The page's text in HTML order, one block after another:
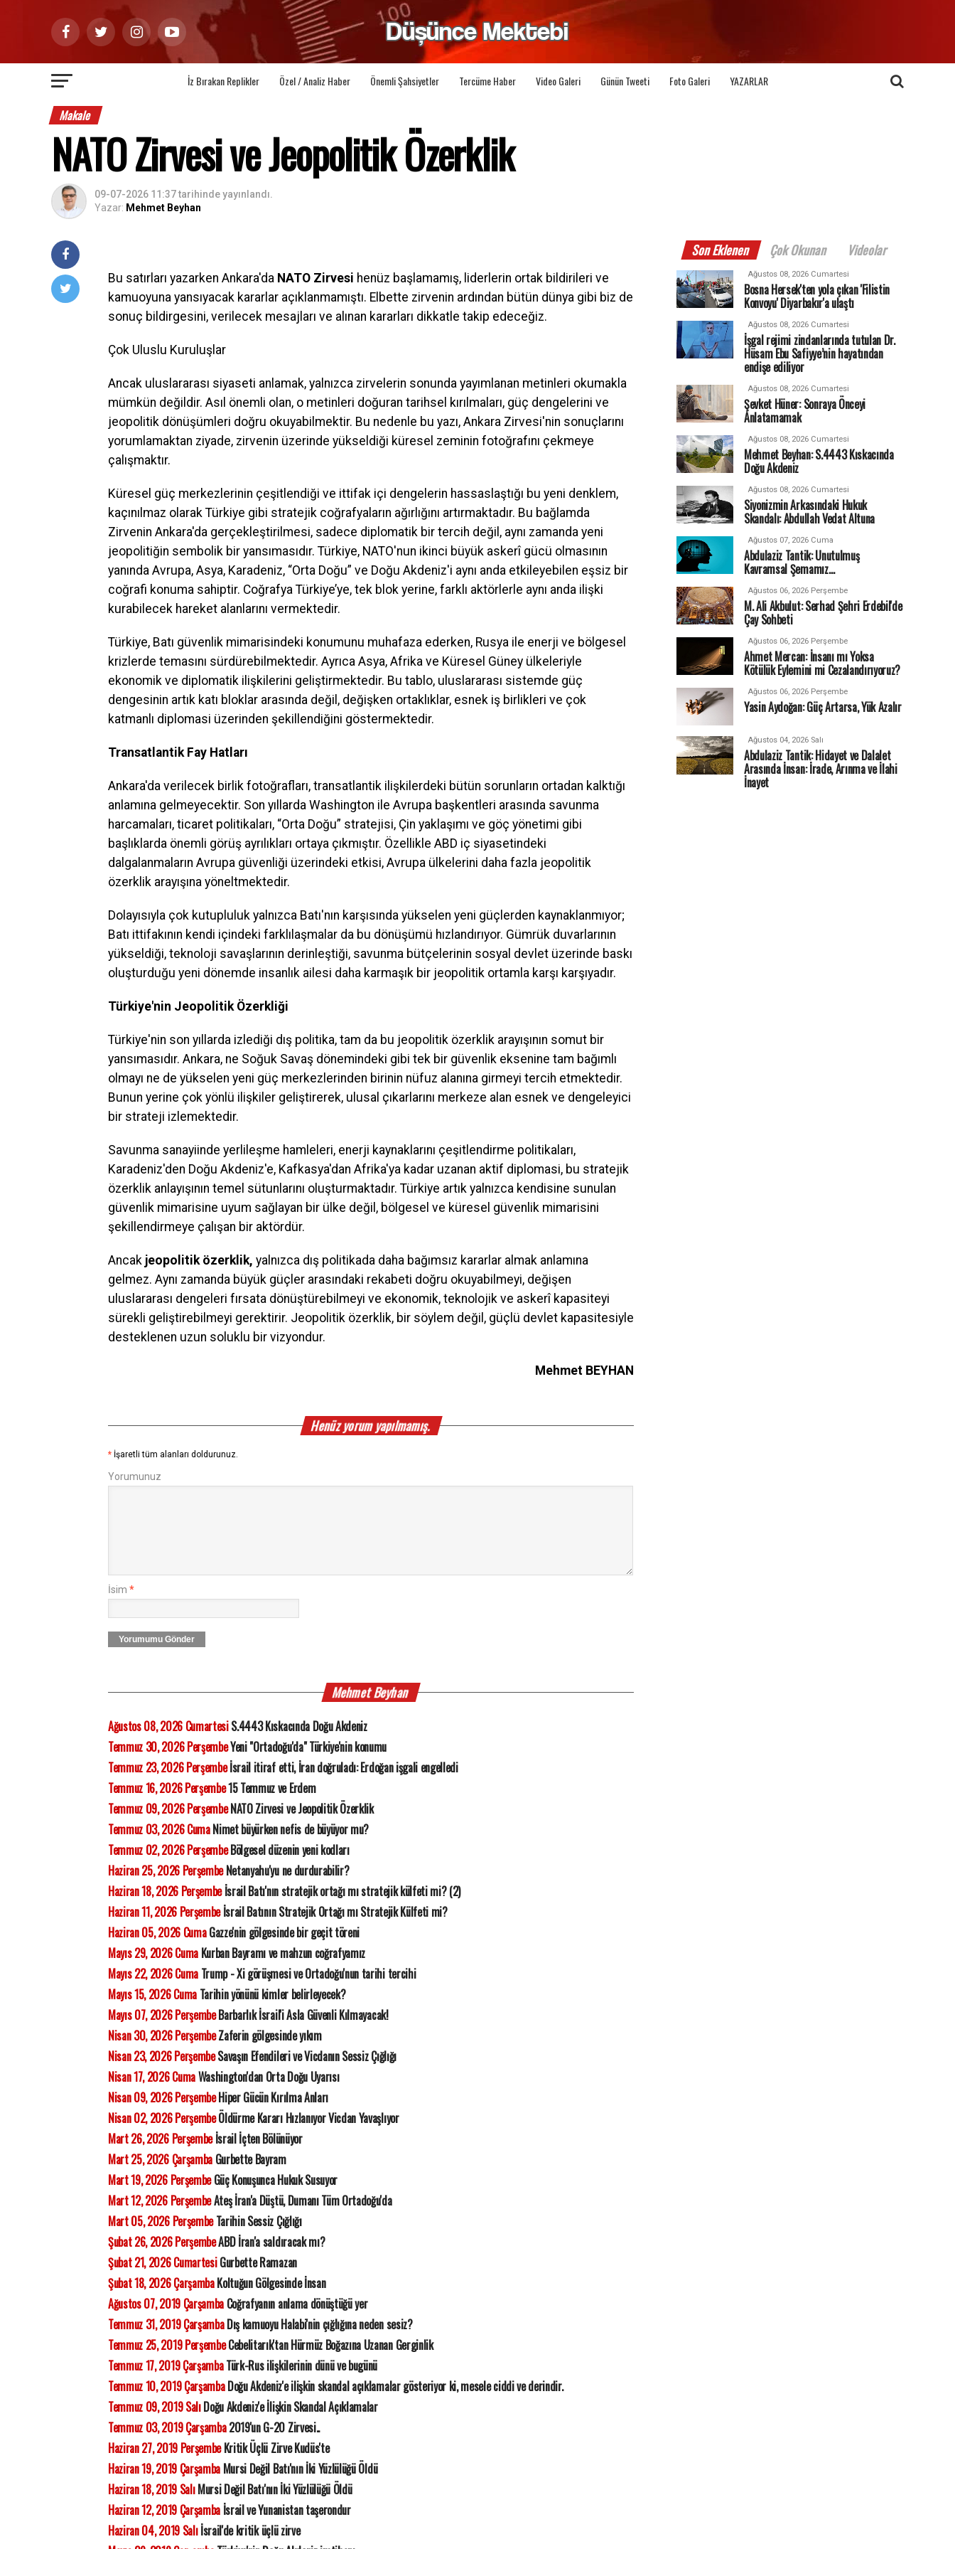
İz Bırakan Replikler Özel / Analiz Haber Önemli Şahsiyetler Tercüme Haber Video Galeri Günün Tweeti Foto Galeri YAZARLAR
Makale
NATO Zirvesi ve Jeopolitik Özerklik
09-07-2026 11:37tarihinde yayınlandı.
Yazar: Mehmet Beyhan
Bu satırları yazarken Ankara'da NATO Zirvesi henüz başlamamış, liderlerin ortak bildirileri ve
kamuoyuna yansıyacak kararlar açıklanmamıştı. Elbette zirvenin ardından bütün dünya gibi biz de
sonuç bildirgesini, verilecek mesajları ve alınan kararları dikkatle takip edeceğiz.
Çok Uluslu Kuruluşlar
Ancak uluslararası siyaseti anlamak, yalnızca zirvelerin sonunda yayımlanan metinleri okumakla
mümkün değildir. Asıl önemli olan, o metinleri doğuran tarihsel kırılmaları, güç dengelerini ve
jeopolitik dönüşümleri doğru okuyabilmektir. Bu nedenle bu yazı, Ankara Zirvesi'nin sonuçlarını
yorumlamaktan ziyade, zirvenin üzerinde yükseldiği küresel zeminin fotoğrafını çekmeye
çalışmaktır.
Küresel güç merkezlerinin çeşitlendiği ve ittifak içi dengelerin hassaslaştığı bu yeni denklem,
kaçınılmaz olarak Türkiye gibi stratejik coğrafyaların ağırlığını artırmaktadır. Bu bağlamda
Zirvenin Ankara'da gerçekleştirilmesi, sadece diplomatik bir tercih değil, aynı zamanda yeni
jeopolitiğin sembolik bir yansımasıdır. Türkiye, NATO'nun ikinci büyük askerî gücü olmasının
yanında Avrupa, Asya, Karadeniz, “Orta Doğu” ve Doğu Akdeniz'i aynı anda etkileyebilen eşsiz bir
coğrafi konuma sahiptir. Coğrafya Türkiye’ye, tek blok yerine, farklı aktörlerle aynı anda ilişki
kurabilecek hareket alanlarını vermektedir.
Türkiye, Batı güvenlik mimarisindeki konumunu muhafaza ederken, Rusya ile enerji ve bölgesel
krizlerde temasını sürdürebilmektedir. Ayrıca Asya, Afrika ve Küresel Güney ülkeleriyle
ekonomik ve diplomatik ilişkilerini geliştirmektedir. Bu tablo, uluslararası sistemde güç
dengesinin artık katı bloklar arasında değil, değişken ortaklıklar, esnek iş birlikleri ve çok
katmanlı diplomasi üzerinden şekillendiğini göstermektedir.
Transatlantik Fay Hatları
Ankara'da verilecek birlik fotoğrafları, transatlantik ilişkilerdeki bütün sorunların ortadan kalktığı
anlamına gelmeyecektir. Son yıllarda Washington ile Avrupa başkentleri arasında savunma
harcamaları, ticaret politikaları, “Orta Doğu” stratejisi, Çin yaklaşımı ve göç yönetimi gibi
başlıklarda önemli görüş ayrılıkları ortaya çıkmıştır. Özellikle ABD iç siyasetindeki
dalgalanmaların Avrupa güvenliği üzerindeki etkisi, Avrupa ülkelerini daha fazla jeopolitik
özerklik arayışına yöneltmektedir.
Dolayısıyla çok kutupluluk yalnızca Batı'nın karşısında yükselen yeni güçlerden kaynaklanmıyor;
Batı ittifakının kendi içindeki farklılaşmalar da bu dönüşümü hızlandırıyor. Gümrük duvarlarının
yükseldiği, teknoloji savaşlarının derinleştiği, savunma bütçelerinin sosyal devlet üzerinde baskı
oluşturduğu yeni dönemde insanlık ailesi daha karmaşık bir jeopolitik ortamla karşı karşıyadır.
Türkiye'nin Jeopolitik Özerkliği
Türkiye'nin son yıllarda izlediği dış politika, tam da bu jeopolitik özerklik arayışının somut bir
yansımasıdır. Ankara, ne Soğuk Savaş dönemindeki gibi tek bir güvenlik eksenine tam bağımlı
olmayı ne de yükselen yeni güç merkezlerinden birinin nüfuz alanına girmeyi tercih etmektedir.
Bunun yerine çok yönlü ilişkiler geliştirerek, ulusal çıkarlarını merkeze alan esnek ve dengeleyici
bir strateji izlemektedir.
Savunma sanayiinde yerlileşme hamleleri, enerji kaynaklarını çeşitlendirme politikaları,
Karadeniz'den Doğu Akdeniz'e, Kafkasya'dan Afrika'ya kadar uzanan aktif diplomasi, bu stratejik
özerklik anlayışının temel sütunlarını oluşturmaktadır. Türkiye artık yalnızca kendisine sunulan
güvenlik mimarisine uyum sağlayan bir ülke değil, bölgesel ve küresel güvenlik mimarisini
şekillendirmeye çalışan bir aktördür.
Ancak jeopolitik özerklik, yalnızca dış politikada daha bağımsız kararlar almak anlamına
gelmez. Aynı zamanda büyük güçler arasındaki rekabeti doğru okuyabilmeyi, değişen
uluslararası dengeleri fırsata dönüştürebilmeyi ve ekonomik, teknolojik ve askerî kapasiteyi
sürekli geliştirebilmeyi gerektirir. Jeopolitik özerklik, bir söylem değil, güçlü devlet kapasitesiyle
desteklenen uzun soluklu bir vizyondur.
Mehmet BEYHAN
Henüz yorum yapılmamış.
* İşaretli tüm alanları doldurunuz.
Yorumunuz
İsim *
Yorumumu Gönder
Mehmet Beyhan
Ağustos 08, 2026 CumartesiS.4443 Kıskacında Doğu Akdeniz
Temmuz 30, 2026 PerşembeYeni "Ortadoğu'da" Türkiye'nin konumu
Temmuz 23, 2026 Perşembeİsrail itiraf etti, İran doğruladı: Erdoğan işgali engelledi
Temmuz 16, 2026 Perşembe15 Temmuz ve Erdem
Temmuz 09, 2026 PerşembeNATO Zirvesi ve Jeopolitik Özerklik
Temmuz 03, 2026 CumaNimet büyürken nefis de büyüyor mu?
Temmuz 02, 2026 PerşembeBölgesel düzenin yeni kodları
Haziran 25, 2026 PerşembeNetanyahu'yu ne durdurabilir?
Haziran 18, 2026 Perşembeİsrail Batı'nın stratejik ortağı mı stratejik külfeti mi? (2)
Haziran 11, 2026 Perşembeİsrail Batının Stratejik Ortağı mı Stratejik Külfeti mi?
Haziran 05, 2026 CumaGazze'nin gölgesinde bir geçit töreni
Mayıs 29, 2026 CumaKurban Bayramı ve mahzun coğrafyamız
Mayıs 22, 2026 CumaTrump - Xi görüşmesi ve Ortadoğu'nun tarihi tercihi
Mayıs 15, 2026 CumaTarihin yönünü kimler belirleyecek?
Mayıs 07, 2026 PerşembeBarbarlık İsrail'i Asla Güvenli Kılmayacak!
Nisan 30, 2026 PerşembeZaferin gölgesinde yıkım
Nisan 23, 2026 PerşembeSavaşın Efendileri ve Vicdanın Sessiz Çığlığı
Nisan 17, 2026 CumaWashington'dan Orta Doğu Uyarısı
Nisan 09, 2026 PerşembeHiper Gücün Kırılma Anları
Nisan 02, 2026 PerşembeÖldürme Kararı Hızlanıyor Vicdan Yavaşlıyor
Mart 26, 2026 Perşembeİsrail İçten Bölünüyor
Mart 25, 2026 ÇarşambaGurbette Bayram
Mart 19, 2026 PerşembeGüç Konuşunca Hukuk Susuyor
Mart 12, 2026 PerşembeAteş İran'a Düştü, Dumanı Tüm Ortadoğu'da
Mart 05, 2026 PerşembeTarihin Sessiz Çığlığı
Şubat 26, 2026 PerşembeABD İran'a saldıracak mı?
Şubat 21, 2026 CumartesiGurbette Ramazan
Şubat 18, 2026 ÇarşambaKoltuğun Gölgesinde İnsan
Ağustos 07, 2019 Çarşamba Coğrafyanın anlama dönüştüğü yer
Temmuz 31, 2019 ÇarşambaDış kamuoyu Halabi'nin çığlığına neden sesiz?
Temmuz 25, 2019 PerşembeCebelitarık'tan Hürmüz Boğazına Uzanan Gerginlik
Temmuz 17, 2019 ÇarşambaTürk-Rus ilişkilerinin dünü ve bugünü
Temmuz 10, 2019 ÇarşambaDoğu Akdeniz'e ilişkin skandal açıklamalar gösteriyor ki, mesele ciddi ve derindir.
Temmuz 09, 2019 SalıDoğu Akdeniz'e İlişkin Skandal Açıklamalar
Temmuz 03, 2019 Çarşamba2019'un G-20 Zirvesi..
Haziran 27, 2019 PerşembeKritik Üçlü Zirve Kudüs'te
Haziran 19, 2019 Çarşamba Mursi Değil Batı'nın İki Yüzlülüğü Öldü
Haziran 18, 2019 SalıMursi Değil Batı'nın İki Yüzlülüğü Öldü
Haziran 12, 2019 Çarşamba İsrail ve Yunanistan taşerondur
Haziran 04, 2019 Salıİsrail'de kritik üçlü zirve
Son Eklenen Çok Okunan Videolar
Ağustos 08, 2026 Cumartesi
Bosna Hersek'ten yola çıkan 'Filistin
Konvoyu' Diyarbakır'a ulaştı
Ağustos 08, 2026 Cumartesi
İşgal rejimi zindanlarında tutulan Dr.
Hüsam Ebu Safiyye’nin hayatından
endişe ediliyor
Ağustos 08, 2026 Cumartesi
Şevket Hüner: Sonraya Önceyi
Anlatamamak
Ağustos 08, 2026 Cumartesi
Mehmet Beyhan: S.4443 Kıskacında
Doğu Akdeniz
Ağustos 08, 2026 Cumartesi
Siyonizmin Arkasındaki Hukuk
Skandalı: Abdullah Vedat Altuna
Ağustos 07, 2026 Cuma
Abdulaziz Tantik: Unutulmuş
Kavramsal Şemamız…
Ağustos 06, 2026 Perşembe
M. Ali Akbulut: Serhad Şehri Erdebil'de
Çay Sohbeti
Ağustos 06, 2026 Perşembe
Ahmet Mercan: İnsanı mı Yoksa
Kötülük Eylemini mi Cezalandırıyoruz?
Ağustos 06, 2026 Perşembe
Yasin Aydoğan: Güç Artarsa, Yük Azalır
Ağustos 04, 2026 Salı
Abdulaziz Tantik: Hidayet ve Dalalet
Arasında İnsan: İrade, Arınma ve İlahi
İnayet